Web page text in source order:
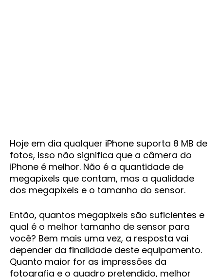
Hoje em dia qualquer iPhone suporta 8 MB de
fotos, isso não significa que a câmera do
iPhone é melhor. Não é a quantidade de
megapixels que contam, mas a qualidade
dos megapixels e o tamanho do sensor.
Então, quantos megapixels são suficientes e
qual é o melhor tamanho de sensor para
você? Bem mais uma vez, a resposta vai
depender da finalidade deste equipamento.
Quanto maior for as impressões da
fotografia e o quadro pretendido, melhor